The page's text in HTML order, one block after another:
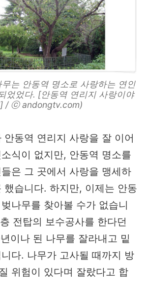
는 안동역 명소로 사랑하는 연인
었었다. [안동역 연리지 사랑이야
/ ⓒ andongtv.com)
안동역 연리지 사랑을 잘 이어
식이 없지만, 안동역 명소를
은 그 곳에서 사랑을 맹세하
했습니다. 하지만, 이제는 안동
나무를 찾아볼 수가 없습니
전탑의 보수공사를 한다던
이나 된 나무를 잘라내고 밑
다. 나무가 고사될 때까지 방
위험이 있다며 잘랐다고 합